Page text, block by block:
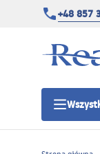
+48 857